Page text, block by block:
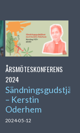
ÅRSMÖTESKONFERENS
2024
– Kerstin
Oderhem
2024-05-12